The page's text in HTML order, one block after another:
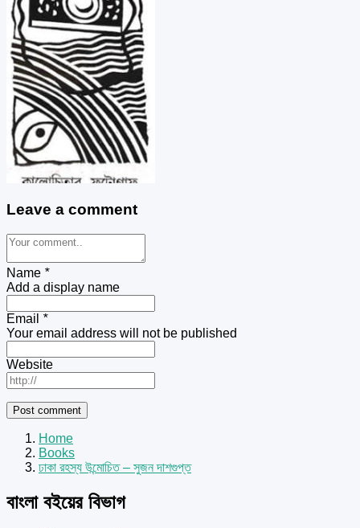
Leave a comment
Name *
Add a display name
Email *
Your email address will not be published
Website
Home
Books
ঢাকা রহস্য উন্মোচিত – সুজন দাশগুপ্ত
বাংলা বইয়ের বিভাগ